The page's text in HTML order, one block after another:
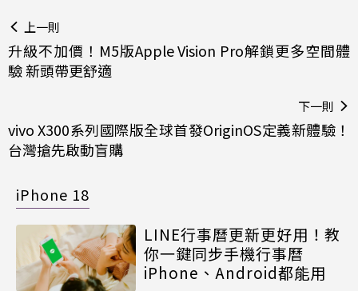
上一則
升級不加價！M5版Apple Vision Pro解鎖更多空間體
驗 新頭帶更舒適
下一則
vivo X300系列國際版全球首發OriginOS定義新體驗！
台灣搶先啟動盲購
iPhone 18
LINE行事曆更新更好用！教
你一鍵同步手機行事曆
iPhone、Android都能用